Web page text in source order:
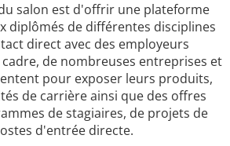
salon est d'offrir une plateforme
diplômés de différentes disciplines
direct avec des employeurs
de nombreuses entreprises et
pour exposer leurs produits,
de carrière ainsi que des offres
de stagiaires, de projets de
d'entrée directe.